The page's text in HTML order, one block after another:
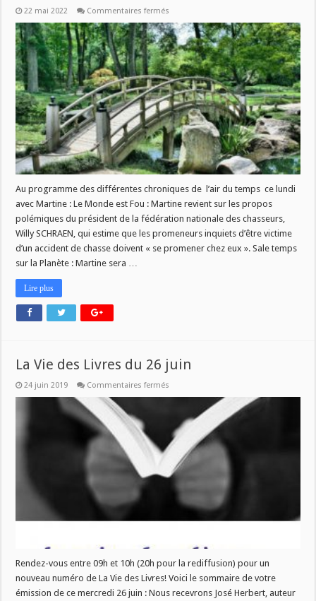
22 mai 2022 Commentaires fermés
DU
TEMPS
:
AU
SOMMAIRE
CE
LUNDI
23
MAI
A
9H
Au programme des différentes chroniques de l’air du temps ce lundi
avec Martine : Le Monde est Fou : Martine revient sur les propos
polémiques du président de la fédération nationale des chasseurs,
Willy SCHRAEN, qui estime que les promeneurs inquiets d’être victime
d’un accident de chasse doivent « se promener chez eux ». Sale temps
sur la Planète : Martine sera …
Lire plus
La Vie des Livres du 26 juin
24 juin 2019 Commentaires fermés
Livres
du
26
juin
Rendez-vous entre 09h et 10h (20h pour la rediffusion) pour un
nouveau numéro de La Vie des Livres! Voici le sommaire de votre
émission de ce mercredi 26 juin : Nous recevrons José Herbert, auteur